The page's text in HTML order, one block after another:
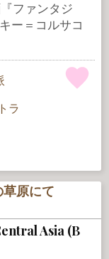
ファンタジ
ー＝コルサコ
ラ
原にて
Asia (В